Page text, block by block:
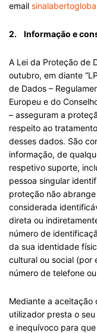
email
2. Informação e
A Lei da Proteção de
outubro, em diante
de Dados –
Europeu e do
– asseguram a
respeito ao
desses dados. São
informação, de
respetivo suporte,
pessoa singular
proteção não
considerada
direta ou
número de
da sua identidade
cultural ou social (por
número de telefone
Mediante a aceitação
utilizador presta o
e inequívoco para